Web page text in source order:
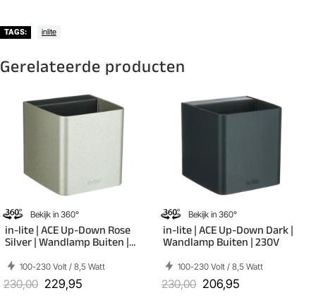
TAGS: inlite
Gerelateerde producten
Bekijk in 360°
in-lite | ACE Up-Down Rose
Silver | Wandlamp Buiten |
100-230 Volt / 8,5 Watt
230,00 229,95
Bekijk in 360°
in-lite | ACE Up-Down Dark |
Wandlamp Buiten | 230V
100-230 Volt / 8,5 Watt
230,00 206,95